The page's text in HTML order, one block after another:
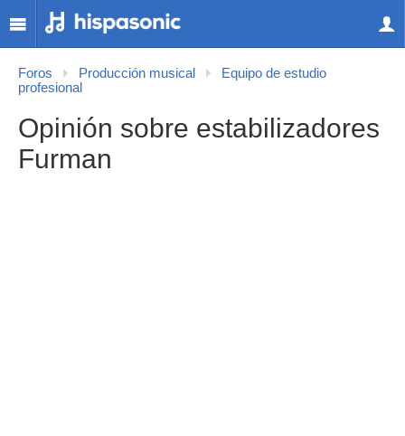
Foros Producción musical
Equipo de estudio
profesional
Opinión sobre estabilizadores
Furman